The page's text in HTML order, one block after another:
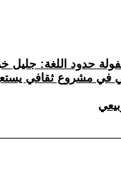
حدود اللغة: جليل
مشروع ثقافي